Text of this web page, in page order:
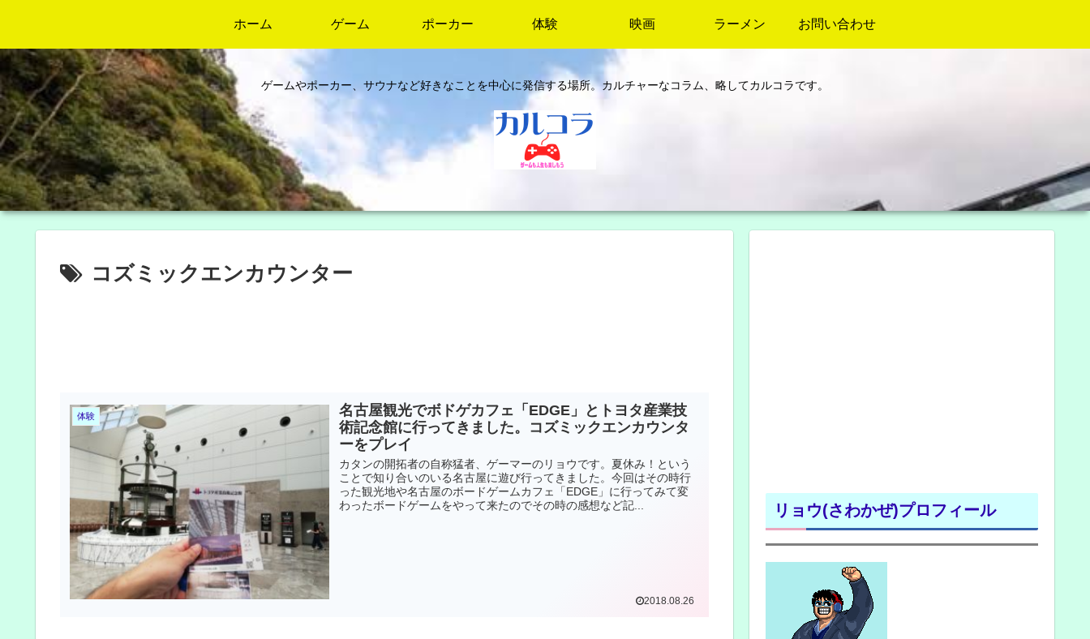
ゲームやポーカー、サウナなど好きなことを中心に発信する場所。カルチャーなコラム、略してカルコラです。
ホーム ゲーム ポーカー 体験 映画 ラーメン お問い合わせ
コズミックエンカウンター
体験
名古屋観光でボドゲカフェ「EDGE」とトヨタ産業技
術記念館に行ってきました。コズミックエンカウンタ
ーをプレイ
カタンの開拓者の自称猛者、ゲーマーのリョウです。夏休み！という
ことで知り合いのいる名古屋に遊び行ってきました。今回はその時行
った観光地や名古屋のボードゲームカフェ「EDGE」に行ってみて変
わったボードゲームをやって来たのでその時の感想など記...
2018.08.26
リョウ(さわかぜ)プロフィール